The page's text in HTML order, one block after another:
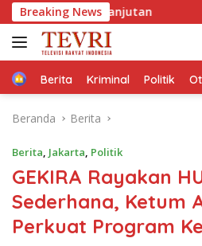
Langsung
ke
konten
Breaking News Arsitektur
HomeBerita Kriminal Politik
Beranda Berita
Berita, Jakarta, Politik
GEKIRA Rayakan
Sederhana, Ketum
Perkuat Program